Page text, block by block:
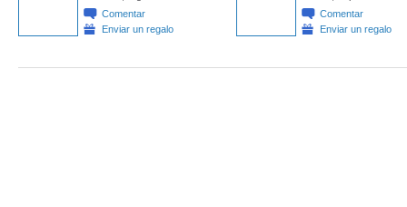
Comentar
Enviar un regalo
Comentar
Enviar un regalo